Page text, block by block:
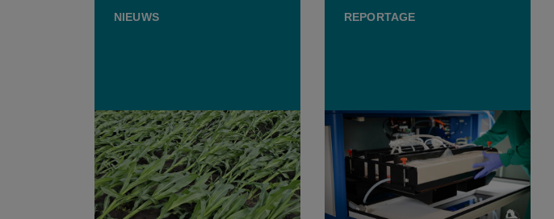
NIEUWS
Landbouw steunt en kreunt
onder extreem weer
REPORTAGE
Eerste kweekvleesboerderij
opent deuren in Nederland:
boer hoopt op alternatief
verdienmodel